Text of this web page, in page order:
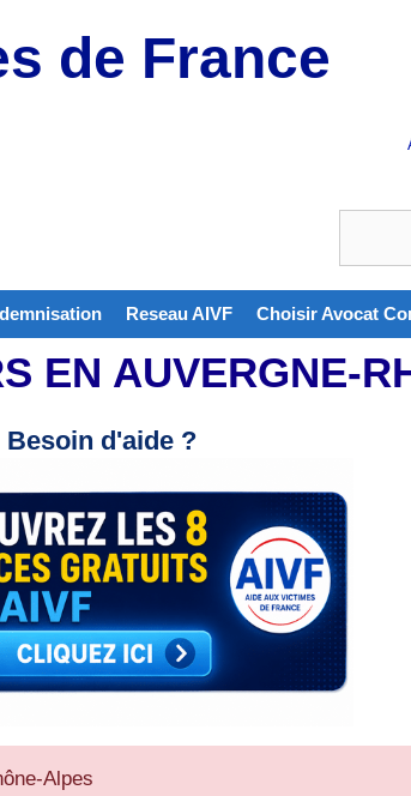
de France
Reseau AIVF Choisir Avocat
EN AUVERGNE-
Besoin d'aide ?
Alpes